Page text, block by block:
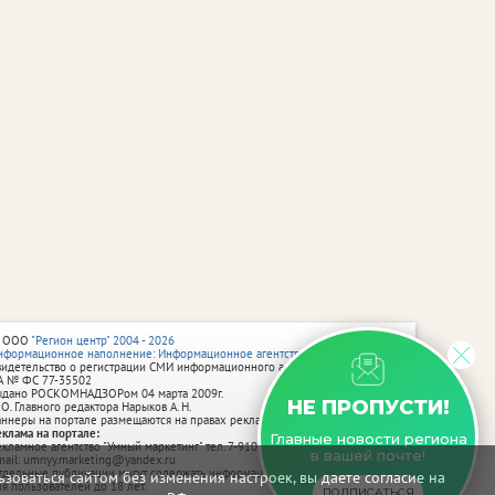
сайтом без изменения настроек, вы даете согласие на
НЕ ПРОПУСТИ!
Главные новости региона
в вашей почте!
"Регион центр" 2004 - 2026
наполнение: Информационное агентство vRossii.ru
о регистрации СМИ информационного агентства vRossii.ru
№ ФС 77‑35502
РОСКОМНАДЗОРом 04 марта 2009г.
Главного редактора Нарыков А. Н.
на портале размещаются на правах рекламы.
на портале:
агентство "Умный маркетинг" тел. 7-910-267-70-40,
umnyy.marketing@yandex.ru
публикации могут содержать информацию, не предназначенную
пользователей до 18 лет.